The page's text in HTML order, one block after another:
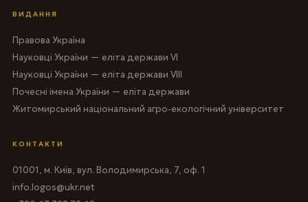
ВИДАННЯ
Правова Україна
Науковці України — еліта держави VI
Науковці України — еліта держави VIII
Почесні імена України — еліта держави
Житомирський національний агро-екологічний університет
КОНТАКТИ
01001, м. Київ, вул. Володимирська, 7, оф. 1
info.logos@ukr.net